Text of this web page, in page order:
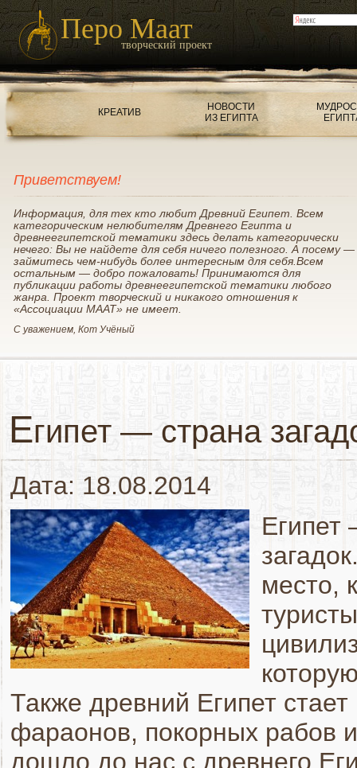
Перо Маат
творческий проект
КРЕАТИВ
НОВОСТИ
ИЗ ЕГИПТА
Приветствуем!
Информация, для тех кто любит Древний Египет. Всем
категорическим нелюбителям Древнего Египта и
древнеегипетской тематики здесь делать категорически
нечего: Вы не найдете для себя ничего полезного. А посему —
займитесь чем-нибудь более интересным для себя.Всем
остальным — добро пожаловать! Принимаются для
публикации работы древнеегипетской тематики любого
жанра. Проект творческий и никакого отношения к
«Ассоциации МААТ» не имеет.
С уважением, Кот Учёный
Египет — страна
Дата: 18.08.2014
Египет
место,
Также древний Египет
фараонов, покорных рабов
дошло до нас с древнего